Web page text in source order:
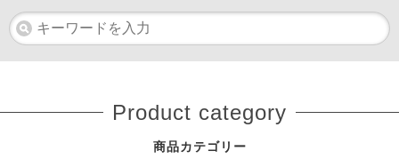
Product category
商品カテゴリー